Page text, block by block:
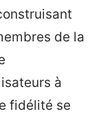
de la
à
fidélité se